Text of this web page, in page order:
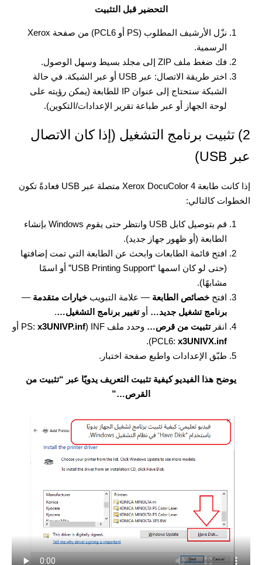
التحضير قبل التثبيت
نزّل الأرشيف المطلوب (PS أو PCL6) من صفحة Xerox
الرسمية.
فك ضغط ملف ZIP إلى مجلد بسيط وسهل الوصول.
اختر طريقة الاتصال: عبر USB أو عبر الشبكة. في حالة
الشبكة ستحتاج إلى عنوان IP للطابعة (يمكن رؤيته على
لوحة الجهاز أو عبر طباعة تقرير الإعدادات/التكوين).
2) تثبيت برنامج التشغيل (إذا كان الاتصال
عبر USB)
إذا كانت طابعة Xerox DocuColor 4 متصلة عبر USB فعادةً تكون
الخطوات كالتالي:
قم بتوصيل كابل USB وانتظر حتى يقوم Windows بإنشاء
الطابعة (أو ظهور جهاز جديد).
افتح قائمة الطابعات وابحث عن الطابعة التي تمت إضافتها
(حتى لو كان اسمها “USB Printing Support” أو اسمًا
مشابهًا).
افتح خصائص الطابعة — علامة التبويب خيارات متقدمة —
برنامج تشغيل جديد… أوتغيير برنامج التشغيل….
انقرتثبيت من قرص… وحدد ملف INF (PS: x3UNIVP.inf
أو
PCL6: x3UNIVX.inf
).
طبّق الإعدادات واطبع صفحة اختبار.
يوضح هذا الفيديو كيفية تثبيت التعريف يدويًا عبر “تثبيت من
القرص…”